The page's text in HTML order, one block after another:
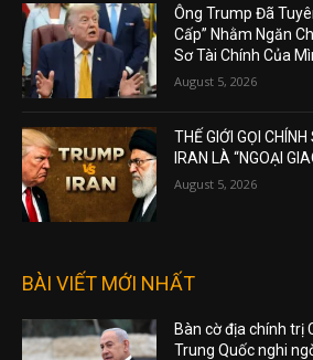
Ông Trump Đã
Cấp” Nhằm Ngăn
Sơ Tài Chính Của
August 5, 2026
THẾ GIỚI GỌI
IRAN LÀ “NGOẠI
August 5, 2026
BÀI VIẾT MỚI NHẤT
Bàn cờ địa chính trị
Trung Quốc nghi